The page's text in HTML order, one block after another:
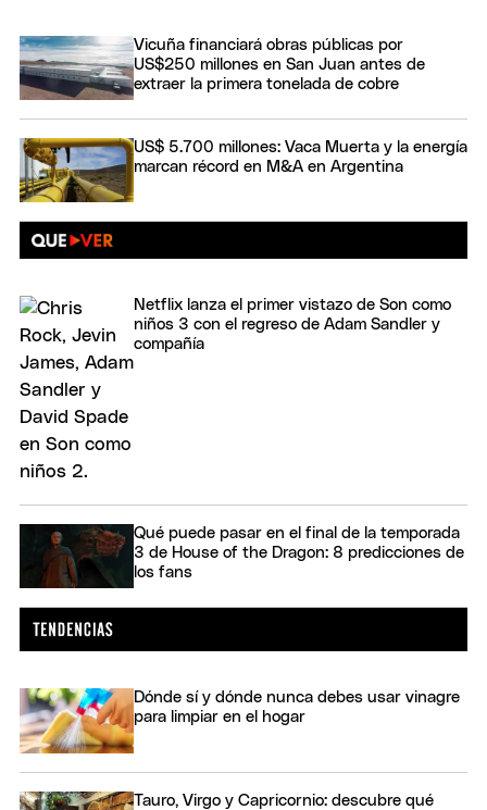
Vicuña financiará obras públicas por
US$250 millones en San Juan antes de
extraer la primera tonelada de cobre
US$ 5.700 millones: Vaca Muerta y la energía
marcan récord en M&A en Argentina
Netflix lanza el primer vistazo de Son como
niños 3 con el regreso de Adam Sandler y
compañía
Qué puede pasar en el final de la temporada
3 de House of the Dragon: 8 predicciones de
los fans
Dónde sí y dónde nunca debes usar vinagre
para limpiar en el hogar
Tauro, Virgo y Capricornio: descubre qué